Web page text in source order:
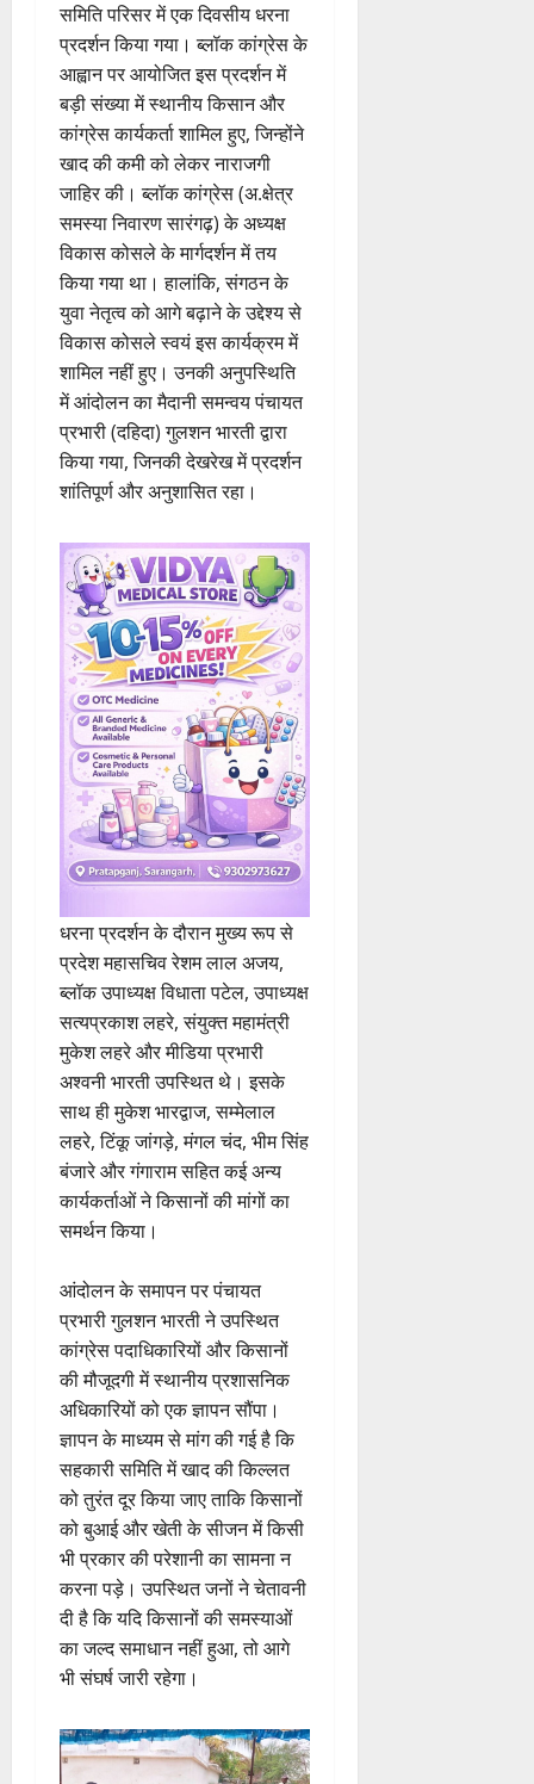
समिति परिसर में एक दिवसीय धरना
प्रदर्शन किया गया। ब्लॉक कांग्रेस के
आह्वान पर आयोजित इस प्रदर्शन में
बड़ी संख्या में स्थानीय किसान और
कांग्रेस कार्यकर्ता शामिल हुए, जिन्होंने
खाद की कमी को लेकर नाराजगी
जाहिर की। ब्लॉक कांग्रेस (अ.क्षेत्र
समस्या निवारण सारंगढ़) के अध्यक्ष
विकास कोसले के मार्गदर्शन में तय
किया गया था। हालांकि, संगठन के
युवा नेतृत्व को आगे बढ़ाने के उद्देश्य से
विकास कोसले स्वयं इस कार्यक्रम में
शामिल नहीं हुए। उनकी अनुपस्थिति
में आंदोलन का मैदानी समन्वय पंचायत
प्रभारी (दहिदा) गुलशन भारती द्वारा
किया गया, जिनकी देखरेख में प्रदर्शन
शांतिपूर्ण और अनुशासित रहा।
धरना प्रदर्शन के दौरान मुख्य रूप से
प्रदेश महासचिव रेशम लाल अजय,
ब्लॉक उपाध्यक्ष विधाता पटेल, उपाध्यक्ष
सत्यप्रकाश लहरे, संयुक्त महामंत्री
मुकेश लहरे और मीडिया प्रभारी
अश्वनी भारती उपस्थित थे। इसके
साथ ही मुकेश भारद्वाज, सम्मेलाल
लहरे, टिंकू जांगड़े, मंगल चंद, भीम सिंह
बंजारे और गंगाराम सहित कई अन्य
कार्यकर्ताओं ने किसानों की मांगों का
समर्थन किया।
आंदोलन के समापन पर पंचायत
प्रभारी गुलशन भारती ने उपस्थित
कांग्रेस पदाधिकारियों और किसानों
की मौजूदगी में स्थानीय प्रशासनिक
अधिकारियों को एक ज्ञापन सौंपा।
ज्ञापन के माध्यम से मांग की गई है कि
सहकारी समिति में खाद की किल्लत
को तुरंत दूर किया जाए ताकि किसानों
को बुआई और खेती के सीजन में किसी
भी प्रकार की परेशानी का सामना न
करना पड़े। उपस्थित जनों ने चेतावनी
दी है कि यदि किसानों की समस्याओं
का जल्द समाधान नहीं हुआ, तो आगे
भी संघर्ष जारी रहेगा।